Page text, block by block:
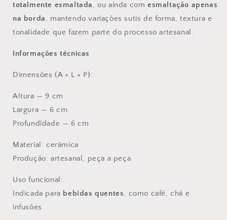
totalmente esmaltada, ou ainda com esmaltação apenas
na borda, mantendo variações sutis de forma, textura e
tonalidade que fazem parte do processo artesanal.
Informações técnicas
Dimensões (A × L × P):
Altura — 9 cm
Largura — 6 cm
Profundidade — 6 cm
Material: cerâmica
Produção: artesanal, peça a peça
Uso funcional:
Indicada para bebidas quentes, como café, chá e
infusões.